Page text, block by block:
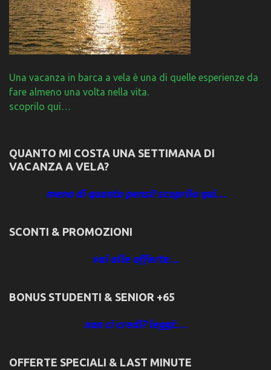
Una vacanza in barca a vela è una di quelle esperienze da
fare almeno una volta nella vita.
scoprilo qui…
QUANTO MI COSTA UNA SETTIMANA DI
VACANZA A VELA?
meno di quanto pensi! scoprilo qui…
SCONTI & PROMOZIONI
vai alle offerte…
BONUS STUDENTI & SENIOR +65
non ci credi? leggi:…
OFFERTE SPECIALI & LAST MINUTE